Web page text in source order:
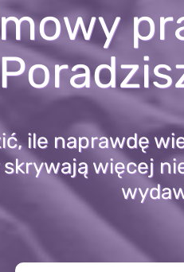
ile naprawdę
więcej